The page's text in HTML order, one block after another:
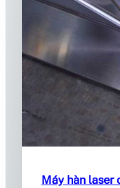
Máy hàn laser